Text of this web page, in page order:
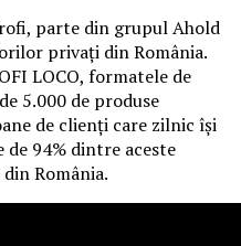
parte din grupul Ahold
privați din România.
LOCO, formatele de
5.000 de produse
de clienți care zilnic își
94% dintre aceste
România.